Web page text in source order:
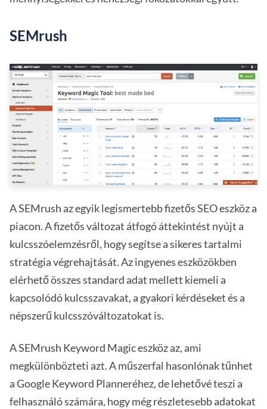
SEMrush
A SEMrush az egyik legismertebb fizetős SEO eszköz a
piacon. A fizetős változat átfogó áttekintést nyújt a
kulcsszóelemzésről, hogy segítse a sikeres tartalmi
stratégia végrehajtását. Az ingyenes eszközökben
elérhető összes standard adat mellett kiemeli a
kapcsolódó kulcsszavakat, a gyakori kérdéseket és a
népszerű kulcsszóváltozatokat is.
A SEMrush Keyword Magic eszköz az, ami
megkülönbözteti azt. A műszerfal hasonlónak tűnhet
a Google Keyword Planneréhez, de lehetővé teszi a
felhasználó számára, hogy még részletesebb adatokat